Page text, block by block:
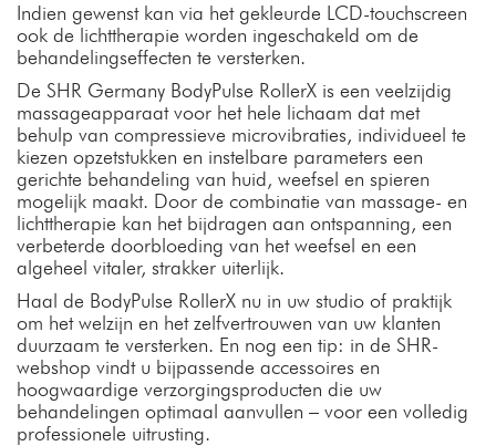
Indien gewenst kan via het gekleurde LCD-touchscreen
ook de lichttherapie worden ingeschakeld om de
behandelingseffecten te versterken.
De SHR Germany BodyPulse RollerX is een veelzijdig
massageapparaat voor het hele lichaam dat met
behulp van compressieve microvibraties, individueel te
kiezen opzetstukken en instelbare parameters een
gerichte behandeling van huid, weefsel en spieren
mogelijk maakt. Door de combinatie van massage- en
lichttherapie kan het bijdragen aan ontspanning, een
verbeterde doorbloeding van het weefsel en een
algeheel vitaler, strakker uiterlijk.
Haal de BodyPulse RollerX nu in uw studio of praktijk
om het welzijn en het zelfvertrouwen van uw klanten
duurzaam te versterken. En nog een tip: in de SHR-
webshop vindt u bijpassende accessoires en
hoogwaardige verzorgingsproducten die uw
behandelingen optimaal aanvullen – voor een volledig
professionele uitrusting.